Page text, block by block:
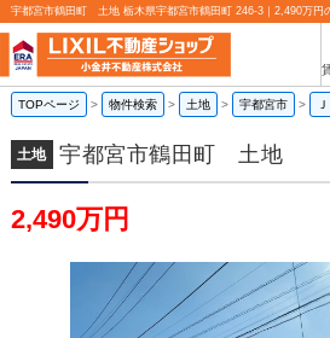
宇都宮市鶴田町 土地 栃木県宇都宮市鶴田町 246-3｜2,490万円
TOPページ > 物件検索 > 土地 > 宇都宮市 >
土地 宇都宮市鶴田町 土地
2,490万円